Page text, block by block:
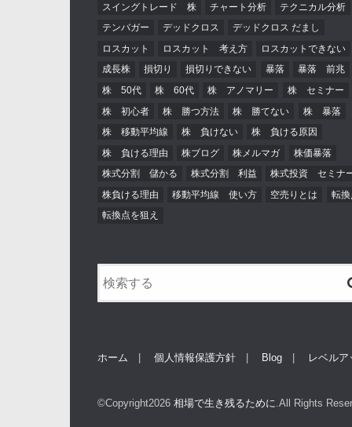
スイングトレード 株
チャート分析
テクニカル分析
テンバガー
デッドクロス
デッドクロス だまし
ロスカット
ロスカット 考え方
ロスカットできない
成長株
損切り 損切りできない 暴落
暴落 前兆
株 50代
株 60代 株 アノマリー
株 セミナー
株 初心者
株 勝つ方法 株 勝てない
株 暴落
株 移動平均線
株 負けない
株 負ける原因
株 負ける理由
株ブログ 株メルマガ
株価暴落
株式分割 儲かる
株式分割 利益
株式投資 セミナ
株負ける理由
移動平均線 使い方 空売りとは
転換
転換点を狙え
ホーム 個人情報保護方針 Blog レベル
©Copyright2026 相場で生き残るために .All Rights